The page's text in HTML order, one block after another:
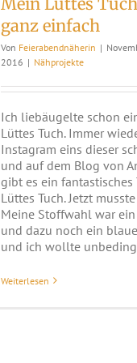
ganz einfach
Von Feierabendnäherin |
2016 | Nähprojekte
Ich liebäugelte schon
Lüttes Tuch. Immer
Instagram eins dieser
und auf dem Blog von
gibt es ein fantastisches
Lüttes Tuch. Jetzt
Meine Stoffwahl war
und dazu noch ein
und ich wollte
Weiterlesen